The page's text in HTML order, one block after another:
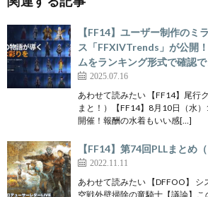
【FF14】ユーザー制作のミ
ス「FFXIVTrends」が公開
ムをランキング形式で確認
2025.07.16
あわせて読みたい 【FF14】尾行
まと！）【FF14】8月10日（水
開催！報酬の水着もいい感[…]
【FF14】第74回PLLまとめ
2022.11.11
あわせて読みたい 【DFFOO】
空戦外壁掃除の竜騎士【議論】